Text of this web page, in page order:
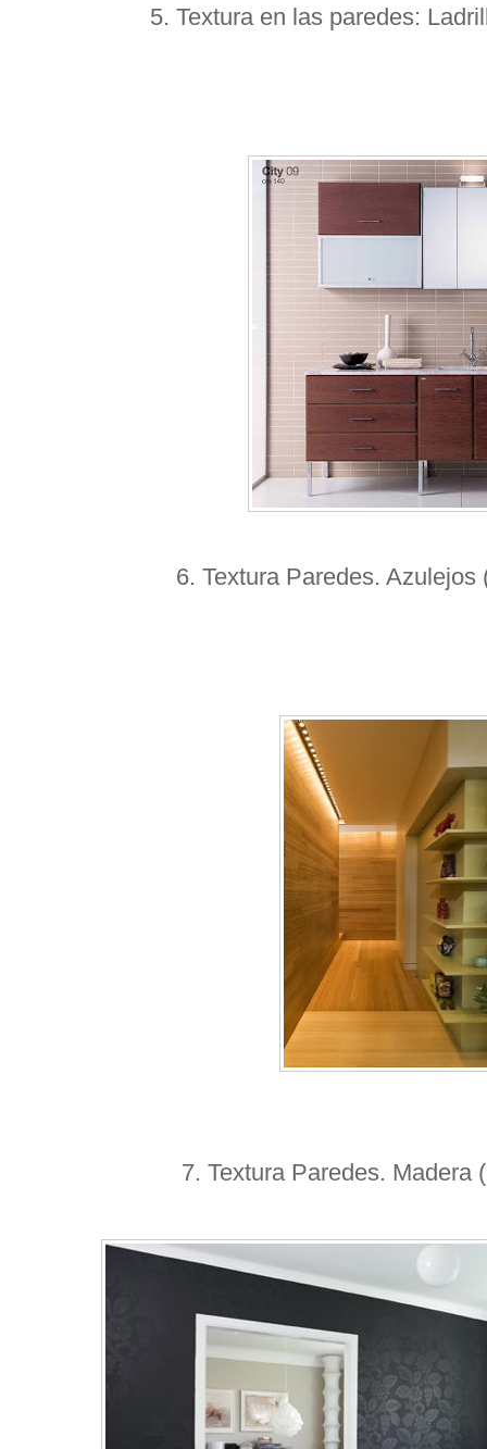
5. Textura en las paredes:
6. Textura Paredes. Azulejos
7. Textura Paredes. Madera